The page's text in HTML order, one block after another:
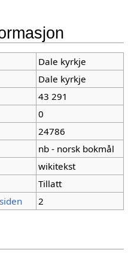
Dale kyrkje
Dale kyrkje
43 291
0
24786
nb - norsk bokmål
wikitekst
Tillatt
2